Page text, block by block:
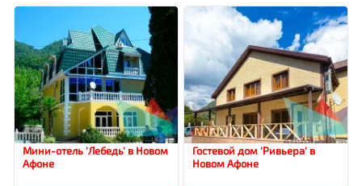
Мини-отель 'Лебедь' в Новом
Афоне
Гостевой дом 'Ривьера' в
Новом Афоне